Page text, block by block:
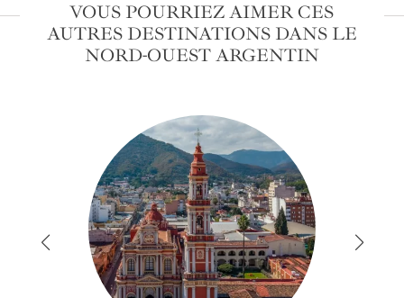
VOUS POURRIEZ AIMER CES
AUTRES DESTINATIONS DANS LE
NORD-OUEST ARGENTIN